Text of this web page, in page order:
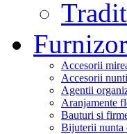
Accesorii
Accesorii nunti
Agentii
Aranjamente
Bauturi si
Bijuterii nunta